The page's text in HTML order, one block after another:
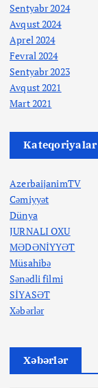
Sentyabr 2024
Avqust 2024
Aprel 2024
Fevral 2024
Sentyabr 2023
Avqust 2021
Mart 2021
Kateqoriyalar
AzerbaijanimTV
Cəmiyyət
Dünya
JURNALI OXU
MƏDƏNİYYƏT
Müsahibə
Sənədli filmi
SİYASƏT
Xəbərlər
Xəbərlər